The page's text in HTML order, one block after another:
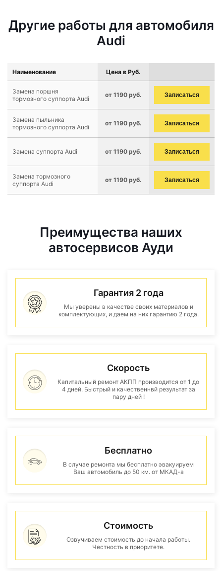
Другие работы для автомобиля
Audi
Наименование Цена в Руб.
Замена поршня
тормозного суппорта Audi
от 1190 руб. Записаться
Замена пыльника
тормозного суппорта Audi
от 1190 руб. Записаться
Замена суппорта Audi от 1190 руб. Записаться
Замена тормозного
суппорта Audi
от 1190 руб. Записаться
Преимущества наших
автосервисов Ауди
Гарантия 2 года
Мы уверены в качестве своих материалов и
комплектующих, и даем на них гарантию 2 года.
Скорость
Капитальный ремонт АКПП производится от 1 до
4 дней. Быстрый и качественнвй результат за
пару дней !
Бесплатно
В случае ремонта мы бесплатно эвакуируем
Ваш автомобиль до 50 км. от МКАД-а
Стоимость
Озвучиваем стоимость до начала работы.
Честность в приоритете.